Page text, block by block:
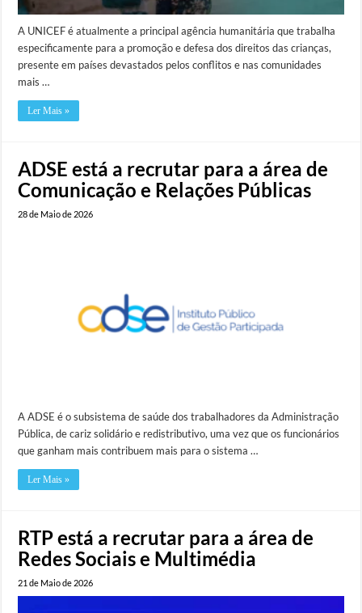
A UNICEF é atualmente a principal agência humanitária que trabalha
especificamente para a promoção e defesa dos direitos das crianças,
presente em países devastados pelos conflitos e nas comunidades
mais …
Ler Mais »
ADSE está a recrutar para a área de
Comunicação e Relações Públicas
28 de Maio de 2026
A ADSE é o subsistema de saúde dos trabalhadores da Administração
Pública, de cariz solidário e redistributivo, uma vez que os funcionários
que ganham mais contribuem mais para o sistema …
Ler Mais »
RTP está a recrutar para a área de
Redes Sociais e Multimédia
21 de Maio de 2026